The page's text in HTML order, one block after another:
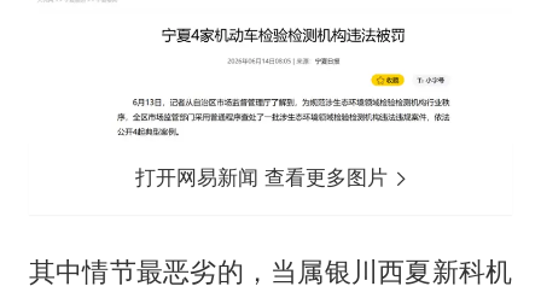
打开网易新闻 查看更多图片
其中情节最恶劣的，当属银川西夏新科机